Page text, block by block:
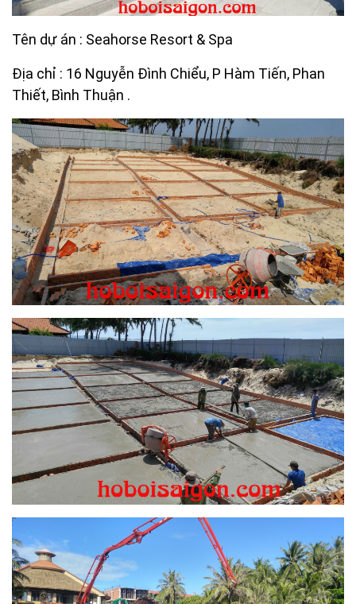
Tên dự án : Seahorse Resort & Spa
Địa chỉ : 16 Nguyễn Đình Chiểu, P Hàm Tiến, Phan
Thiết, Bình Thuận .